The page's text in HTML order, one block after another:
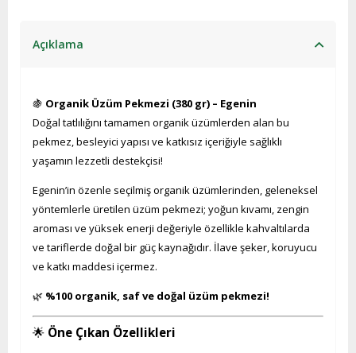
Açıklama
🍇 Organik Üzüm Pekmezi (380 gr) – Egenin
Doğal tatlılığını tamamen organik üzümlerden alan bu
pekmez, besleyici yapısı ve katkısız içeriğiyle sağlıklı
yaşamın lezzetli destekçisi!
Egenin’in özenle seçilmiş organik üzümlerinden, geleneksel
yöntemlerle üretilen üzüm pekmezi; yoğun kıvamı, zengin
aroması ve yüksek enerji değeriyle özellikle kahvaltılarda
ve tariflerde doğal bir güç kaynağıdır. İlave şeker, koruyucu
ve katkı maddesi içermez.
🌿 %100 organik, saf ve doğal üzüm pekmezi!
🌟 Öne Çıkan Özellikleri